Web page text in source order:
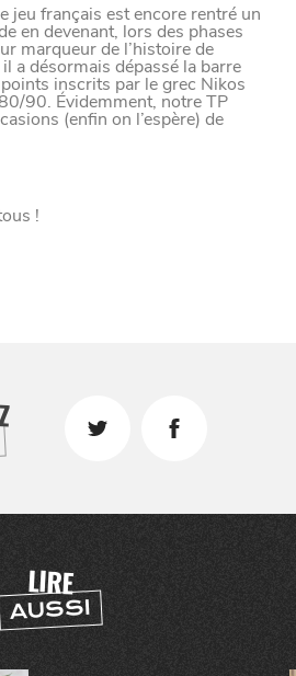
jeu français est encore rentré un
en devenant, lors des phases
marqueur de l’histoire de
a désormais dépassé la barre
inscrits par le grec Nikos
90. Évidemment, notre TP
(enfin on l’espère) de
!
LIRE
AUSSI